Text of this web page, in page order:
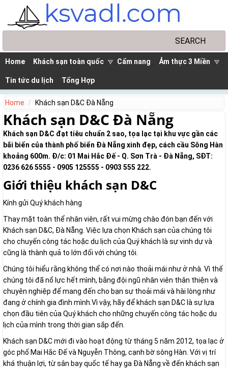
Skip to main content
Home Khách sạn toàn quốc Cẩm nang Ảm thực 3 Miền
Tin tức du lịch Tổng Hợp
Home Khách sạn D&C Đà Nẵng
Khách sạn D&C Đà Nẵng
Khách sạn D&C đạt tiêu chuẩn 2 sao, tọa lạc tại khu vực gần các
bãi biển của thành phố biển Đà Nẵng xinh đẹp, cách cầu Sông Hàn
khoảng 600m. Đ/c: 01 Mai Hắc Đế - Q. Sơn Trà - Đà Nẵng, SĐT:
0236 626 5555 - 0905 125555 - 0903 555 222.
Giới thiệu khách sạn D&C
Kính gửi Quý khách hàng
Thay mặt toàn thể nhân viên, rất vui mừng chào đón bạn đến với
Khách sạn D&C, Đà Nẵng. Việc lựa chọn Khách sạn của chúng tôi
cho chuyến công tác hoặc du lịch của Quý khách là sự vinh dự và
cũng là thành quả to lớn đối với chúng tôi.
Chúng tôi hiểu rằng không thể có nơi nào thoải mái như ở nhà. Vì thế
chúng tôi đã nổ lực hết mình, bằng đội ngũ nhân viên thân thiện và
chuyên nghiệp để mang đến cho bạn sự thoải mái và hài lòng như
đang ở chính gia đình mình.Vì vậy, hãy để khách sạn D&C là sự lựa
chọn đầu tiên của Quý khách cho những chuyến công tác hoặc du
lịch của mình trong thời gian sắp đến.
Khách sạn D&C mới đi vào hoạt động từ tháng 5 năm 2012, tọa lạc ở
góc phố Mai Hắc Đế và Nguyễn Thông, cạnh bờ sông Hàn. Với vị trí
khá thuận lợi, từ sân bay quốc tế hay ga Đà Nẵng về đến khách sạn